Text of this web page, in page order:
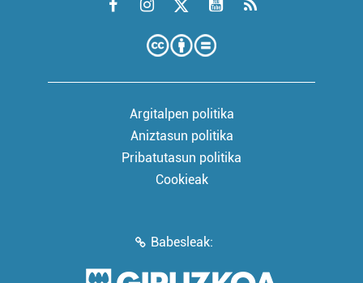
Argitalpen politika
Aniztasun politika
Pribatutasun politika
Cookieak
Babesleak: